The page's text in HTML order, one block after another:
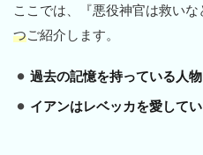
ここでは、『悪役神官は救い
つご紹介します。
過去の記憶を持っている人物
イアンはレベッカを愛して